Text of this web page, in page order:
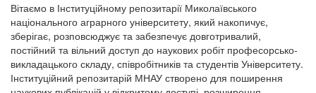
Вітаємо в Інституційному репозитарії Миколаївського
національного аграрного університету, який накопичує,
зберігає, розповсюджує та забезпечує довготривалий,
постійний та вільний доступ до наукових робіт професорсько-
викладацького складу, співробітників та студентів Університету.
Інституційний репозитарій МНАУ створено для поширення